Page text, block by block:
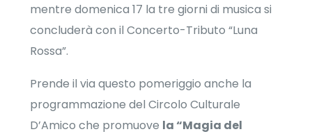
mentre domenica 17 la tre giorni di musica si
concluderà con il Concerto-Tributo “Luna
Rossa”.
Prende il via questo pomeriggio anche la
programmazione del Circolo Culturale
D’Amico che promuove la“Magia del